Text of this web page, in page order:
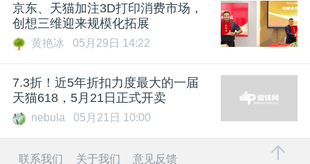
京东、天猫加注3D打印消费市场，
创想三维迎来规模化拓展
黄艳冰 05月29日 14:22
7.3折！近5年折扣力度最大的一届
天猫618，5月21日正式开卖
nebula 05月21日 10:00
联系我们 关于我们 意见反馈